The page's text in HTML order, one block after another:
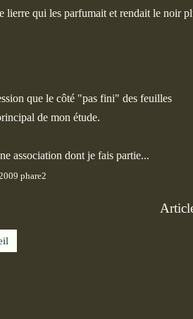
lierre qui les parfumait et rendait le noir
que le côté "pas fini" des feuilles
de mon étude.
association dont je fais partie...